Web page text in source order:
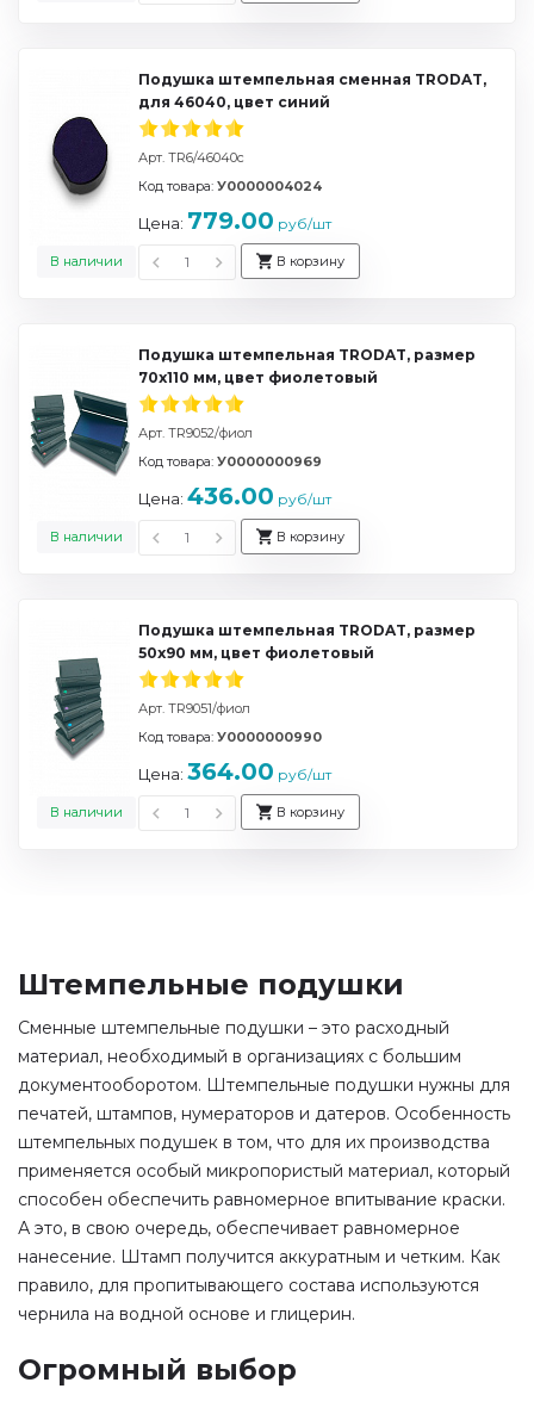
Подушка штемпельная сменная TRODAT,
для 46040, цвет синий
Арт. TR6/46040с
В наличии
Код товара: У0000004024
Цена: 779.00 руб/шт
В корзину
Подушка штемпельная TRODAT, размер
70х110 мм, цвет фиолетовый
Арт. TR9052/фиол
В наличии
Код товара: У0000000969
Цена: 436.00 руб/шт
В корзину
Подушка штемпельная TRODAT, размер
50х90 мм, цвет фиолетовый
Арт. TR9051/фиол
В наличии
Код товара: У0000000990
Цена: 364.00 руб/шт
В корзину
Штемпельные подушки
Сменные штемпельные подушки – это расходный
материал, необходимый в организациях с большим
документооборотом. Штемпельные подушки нужны для
печатей, штампов, нумераторов и датеров. Особенность
штемпельных подушек в том, что для их производства
применяется особый микропористый материал, который
способен обеспечить равномерное впитывание краски.
А это, в свою очередь, обеспечивает равномерное
нанесение. Штамп получится аккуратным и четким. Как
правило, для пропитывающего состава используются
чернила на водной основе и глицерин.
Огромный выбор